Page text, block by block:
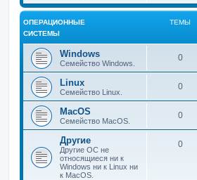
ОПЕРАЦИОННЫЕ
СИСТЕМЫ
ТЕМЫ
Windows
Семейство Windows.
0
Linux
Семейство Linux.
0
MacOS
Семейство MacOS.
0
Другие
Другие ОС не
относящиеся ни к
Windows ни к Linux ни
к MacOS.
0